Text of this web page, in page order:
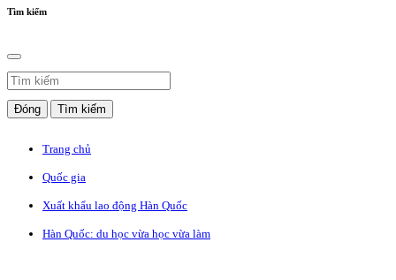
Tìm kiếm
Đóng Tìm kiếm
Trang chủ
Quốc gia
Xuất khẩu lao động Hàn Quốc
Hàn Quốc: du học vừa học vừa làm